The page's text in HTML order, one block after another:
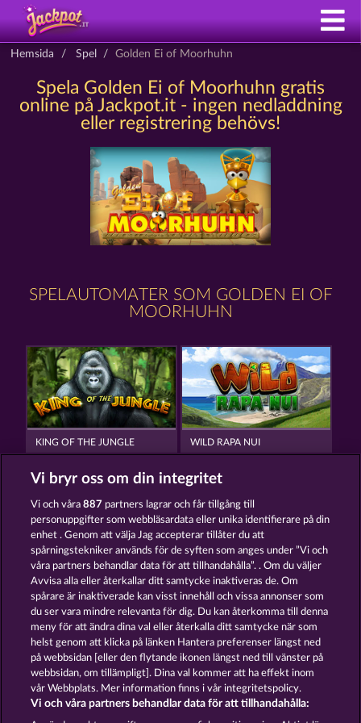
Hemsida Spel Golden Ei of Moorhuhn
Spela Golden Ei of Moorhuhn gratis
online på Jackpot.it - ingen nedladdning
eller registrering behövs!
SPELAUTOMATER SOM GOLDEN EI OF
MOORHUHN
KING OF THE JUNGLE WILD RAPA NUI
BLACK BEAUTY SAVANNA MOON
Användarvillkor Sekretesspolicy Avtryck
Om Företaget FAQ Partnerprogram
Facebook
Vi bryr oss om din integritet
Vi och våra887 partners lagrar och får tillgång till
personuppgifter som webbläsardata eller unika identifierare på din
enhet . Genom att välja Jag accepterar tillåter du att
spårningstekniker används för de syften som anges under ”Vi och
våra partners behandlar data för att tillhandahålla”. . Om du väljer
Avvisa alla eller återkallar ditt samtycke inaktiveras de. Om
spårare är inaktiverade kan visst innehåll och vissa annonser som
du ser vara mindre relevanta för dig. Du kan återkomma till denna
meny för att ändra dina val eller återkalla ditt samtycke när som
helst genom att klicka på länken Hantera preferenser längst ned
på webbsidan [eller den flytande ikonen längst ned till vänster på
webbsidan, om tillämpligt]. Dina val kommer att ha effekt inom
vår Webbplats. Mer information finns i vår integritetspolicy.
Vi och våra partners behandlar data för att tillhandahålla: